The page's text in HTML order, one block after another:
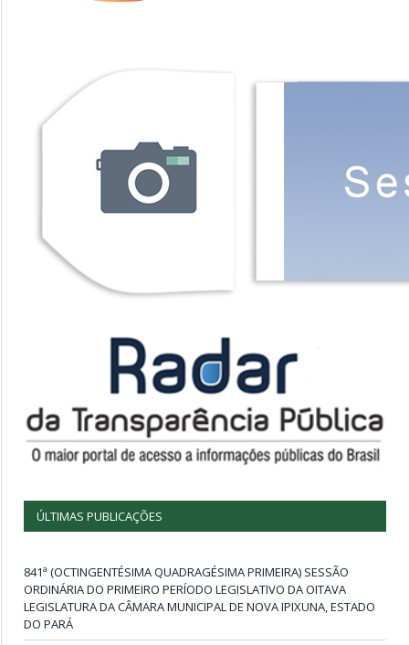
ÚLTIMAS PUBLICAÇÕES
841ª (OCTINGENTÉSIMA QUADRAGÉSIMA PRIMEIRA) SESSÃO
ORDINÁRIA DO PRIMEIRO PERÍODO LEGISLATIVO DA OITAVA
LEGISLATURA DA CÂMARA MUNICIPAL DE NOVA IPIXUNA, ESTADO
DO PARÁ